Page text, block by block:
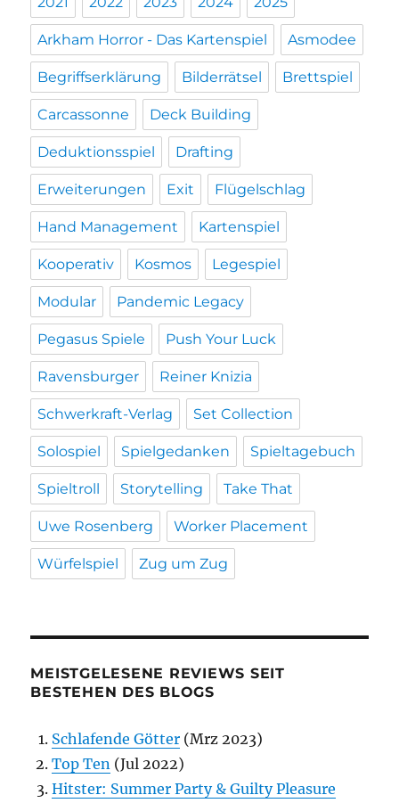
Arkham Horror - Das Kartenspiel Asmodee
Begriffserklärung Bilderrätsel Brettspiel
Carcassonne Deck Building
Deduktionsspiel Drafting
Erweiterungen Exit Flügelschlag
Hand Management Kartenspiel
Kooperativ Kosmos Legespiel
Modular Pandemic Legacy
Pegasus Spiele Push Your Luck
Ravensburger Reiner Knizia
Schwerkraft-Verlag Set Collection
Solospiel Spielgedanken Spieltagebuch
Spieltroll Storytelling Take That
Uwe Rosenberg Worker Placement
Würfelspiel Zug um Zug
MEISTGELESENE REVIEWS SEIT
BESTEHEN DES BLOGS
Schlafende Götter (Mrz 2023)
Top Ten (Jul 2022)
Hitster: Summer Party & Guilty Pleasure